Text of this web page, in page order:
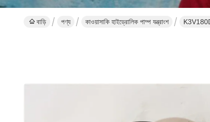
বাড়ি পণ্য কাওয়াসাকি হাইড্রোলিক পাম্প যন্ত্রাংশ